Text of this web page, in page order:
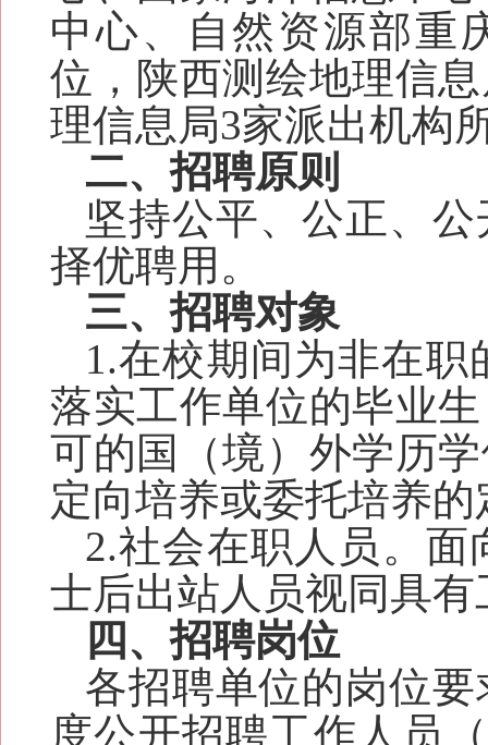
中心、自然资源部重
位，陕西测绘地理信
理信息局3家派出机构
二、招聘原则
坚持公平、公正、
择优聘用。
三、招聘对象
1.在校期间为非在职
落实工作单位的毕业
可的国（境）外学历
定向培养或委托培养
2.社会在职人员。
士后出站人员视同具
四、招聘岗位
各招聘单位的岗位
度公开招聘工作人员